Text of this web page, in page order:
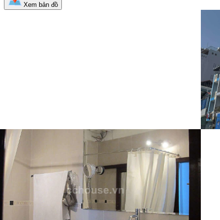
Xem bản đồ
Nhà phố
40 Triệu
Mã: 10254Cho thuê nhà 156 Lý Tự Trọng,
Phường Bến Thành, Quận 1 Kết cấu: trệt, 2 lầu,